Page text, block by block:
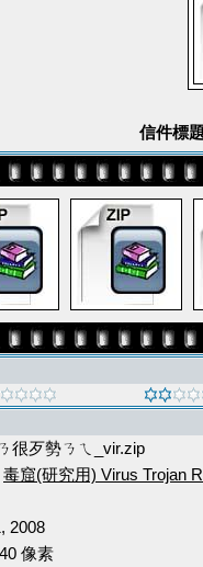
信件標
很歹勢ㄋㄟ_vir.zip
毒窟(研究用) Virus Trojan
2008
像素